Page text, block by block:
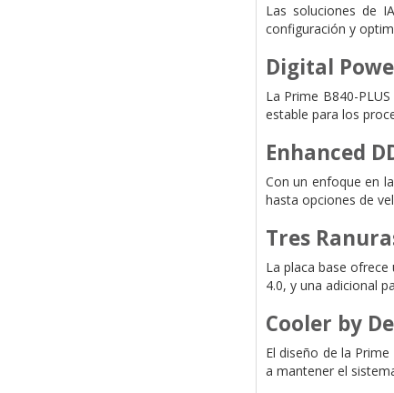
Las soluciones de
configuración y
Digital
La Prime B840-
estable para los
Enhanced
Con un enfoque en
hasta opciones de
Tres
La placa base
4.0, y una adicional
Cooler by
El diseño de la
a mantener el